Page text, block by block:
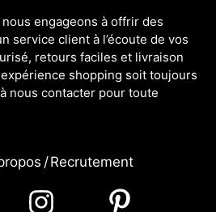
engageons à offrir des
service client à l’écoute de vos
retours faciles et livraison
shopping soit toujours
nous contacter pour toute
/Recrutement